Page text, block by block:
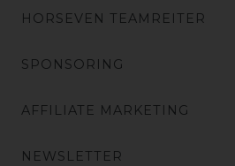
HORSEVEN TEAMREITER
SPONSORING
AFFILIATE MARKETING
NEWSLETTER